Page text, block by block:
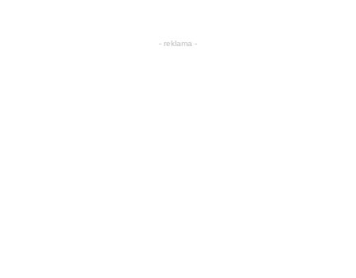
- reklama -